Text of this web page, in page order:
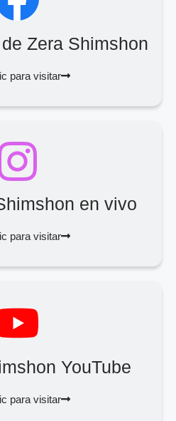
Zera Shimshon
para visitar
en vivo
para visitar
YouTube
para visitar